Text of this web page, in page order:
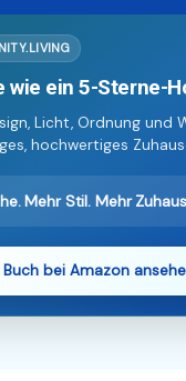
wie ein 5-Sterne-
Licht, Ordnung und
hochwertiges
Mehr Stil. Mehr
Buch bei Amazon